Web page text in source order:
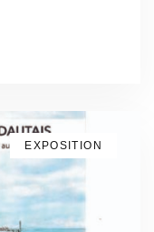
EXPOSITION